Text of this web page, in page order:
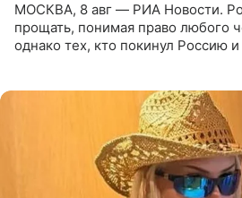
МОСКВА, 8 авг — РИА Новости.
прощать, понимая право любого
однако тех, кто покинул Россию